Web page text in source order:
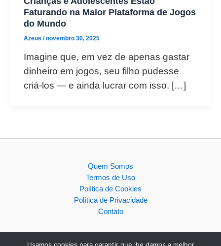
Faturando na Maior Plataforma de Jogos
do Mundo
Azeus /novembro 30, 2025
Imagine que, em vez de apenas gastar
dinheiro em jogos, seu filho pudesse
criá-los — e ainda lucrar com isso. […]
Quem Somos
Termos de Uso
Política de Cookies
Política de Privacidade
Contato